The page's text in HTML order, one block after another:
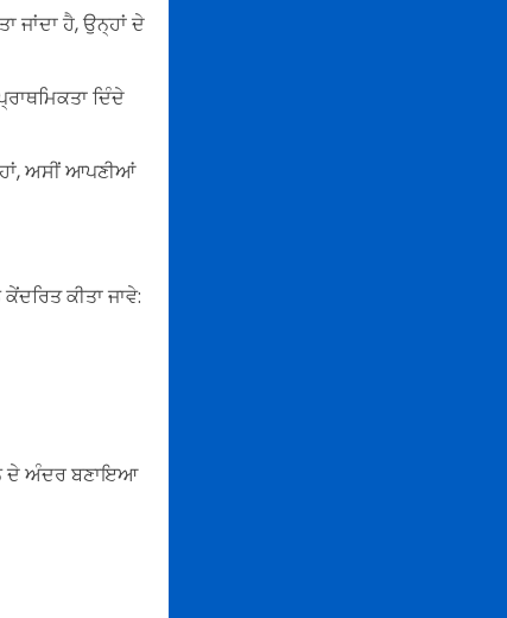
ਜਾਂਦਾ ਹੈ, ਉਨ੍ਹਾਂ ਦੇ
ਦਿੰਦੇ
ਹਾਂ, ਅਸੀਂ ਆਪਣੀਆਂ
ਕੀਤਾ ਜਾਵੇ:
ਦੇ ਅੰਦਰ ਬਣਾਇਆ